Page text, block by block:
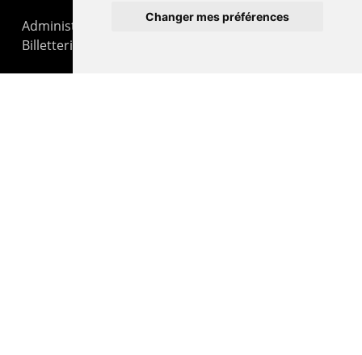
Changer mes préférences
Administration : +41 32 725 03 03
Billetterie : +41 32 725 05 05